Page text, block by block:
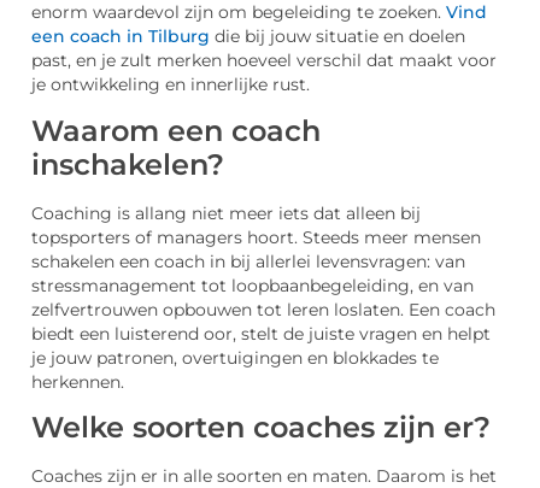
enorm waardevol zijn om begeleiding te zoeken. Vind
een coach in Tilburg die bij jouw situatie en doelen
past, en je zult merken hoeveel verschil dat maakt voor
je ontwikkeling en innerlijke rust.
Waarom een coach
inschakelen?
Coaching is allang niet meer iets dat alleen bij
topsporters of managers hoort. Steeds meer mensen
schakelen een coach in bij allerlei levensvragen: van
stressmanagement tot loopbaanbegeleiding, en van
zelfvertrouwen opbouwen tot leren loslaten. Een coach
biedt een luisterend oor, stelt de juiste vragen en helpt
je jouw patronen, overtuigingen en blokkades te
herkennen.
Welke soorten coaches zijn er?
Coaches zijn er in alle soorten en maten. Daarom is het